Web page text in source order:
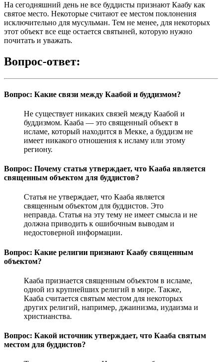
На сегодняшний день не все буддисты признают Каабу как
святое место. Некоторые считают ее местом поклонения
исключительно для мусульман. Тем не менее, для некоторых
этот объект все еще остается святыней, которую нужно
почитать и уважать.
Вопрос-ответ:
Вопрос: Какие связи между Каабой и буддизмом?
Не существует никаких связей между Каабой и
буддизмом. Кааба — это священный объект в
исламе, который находится в Мекке, а буддизм не
имеет никакого отношения к исламу или этому
региону.
Вопрос: Почему статья утверждает, что Кааба является
священным объектом для буддистов?
Статья не утверждает, что Кааба является
священным объектом для буддистов. Это
неправда. Статья на эту тему не имеет смысла и не
должна приводить к ошибочным выводам и
недостоверной информации.
Вопрос: Какие религии признают Каабу священным
объектом?
Кааба признается священным объектом в исламе,
одной из крупнейших религий в мире. Также,
Кааба считается святым местом для некоторых
других религий, например, джаинизма, иудаизма и
христианства.
Вопрос: Какой источник утверждает, что Кааба святым
местом для буддистов?